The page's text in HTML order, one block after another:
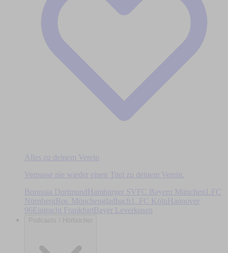
Alles zu deinem Verein
Verpasse nie wieder einen Titel zu deinem Verein.
Borussia DortmundHamburger SV FC Bayern München
1.FC
Nürnberg Bor. Mönchengladbach 1. FC Köln
Hannover
96Eintracht Frankfurt Bayer Leverkusen
Podcasts / Hörbücher